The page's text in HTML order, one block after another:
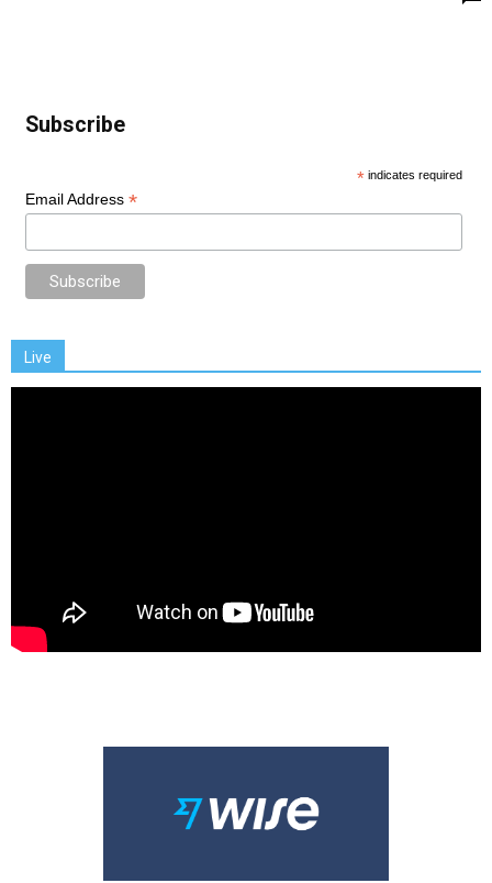
Subscribe
* indicates required
Email Address *
Live